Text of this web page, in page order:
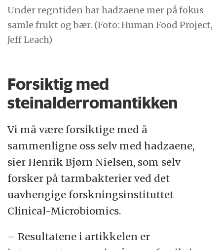
Under regntiden har hadzaene mer på fokus
samle frukt og bær. (Foto: Human Food Project,
Jeff Leach)
Forsiktig med
steinalderromantikken
Vi må være forsiktige med å
sammenligne oss selv med hadzaene,
sier Henrik Bjørn Nielsen, som selv
forsker på tarmbakterier ved det
uavhengige forskningsinstituttet
Clinical-Microbiomics.
– Resultatene i artikkelen er